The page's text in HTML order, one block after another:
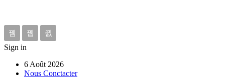
Sign in
6 Août 2026
Nous Conctacter